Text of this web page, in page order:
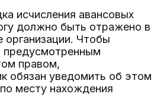
исчисления авансовых
должно быть отражено в
организации. Чтобы
предусмотренным
правом,
обязан уведомить об этом
месту нахождения